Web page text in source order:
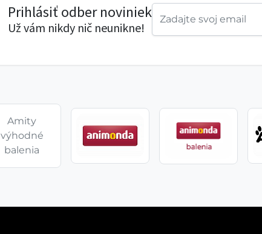
Prihlásiť odber noviniek
Už vám nikdy nič neunikne!
Amity
výhodné
balenia